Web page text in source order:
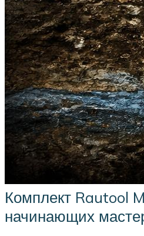
Комплект Rautool
начинающих